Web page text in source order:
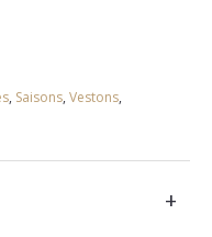
, Saisons, Vestons,
+